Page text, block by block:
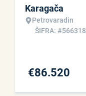
Karagača
Petrovaradin
ŠIFRA: #566318
€86.520